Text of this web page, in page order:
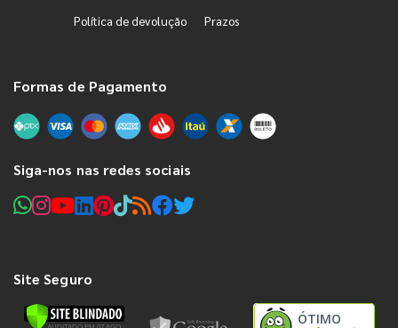
Política de devolução Prazos
Formas de Pagamento
Siga-nos nas redes sociais
Site Seguro
ÓTIMO